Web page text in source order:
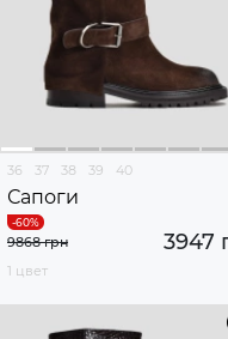
36 37 38 39 40
Сапоги
3947
9868 грн
1 цвет